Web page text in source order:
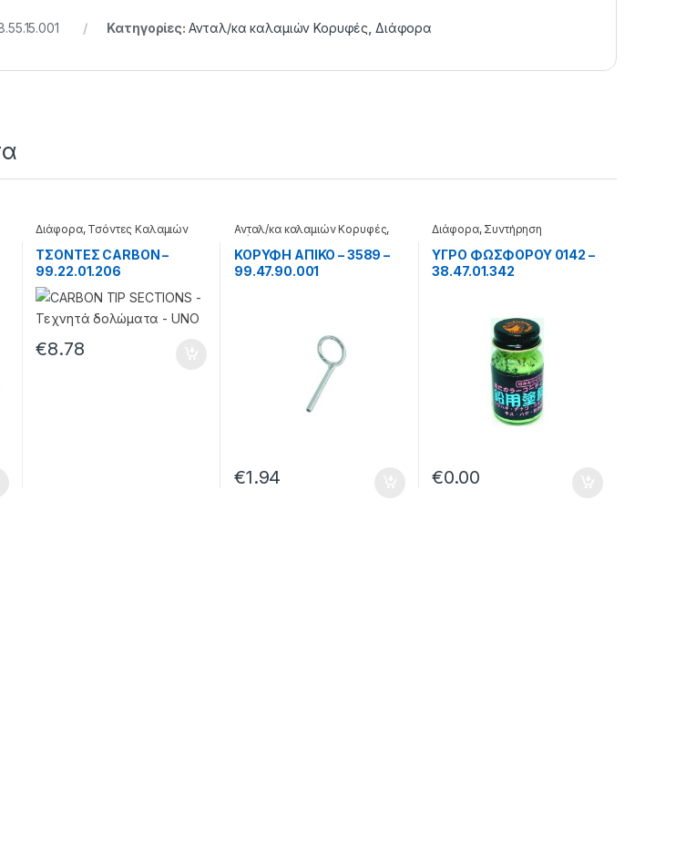
Κατηγορίες: Ανταλ/κα καλαμιών Κορυφές Διάφορα
Διάφορα, Τσόντες Καλαμιών
ΤΣΟΝΤΕΣ CARBON –
99.22.01.206
€8.78
Ανταλ/κα καλαμιών Κορυφές,
Διάφορα
ΚΟΡΥΦΗ ΑΠΙΚΟ – 3589 –
99.47.90.001
€1.94
Διάφορα, Συντήρηση
ΥΓΡΟ ΦΩΣΦΟΡΟΥ 0142 –
38.47.01.342
€0.00